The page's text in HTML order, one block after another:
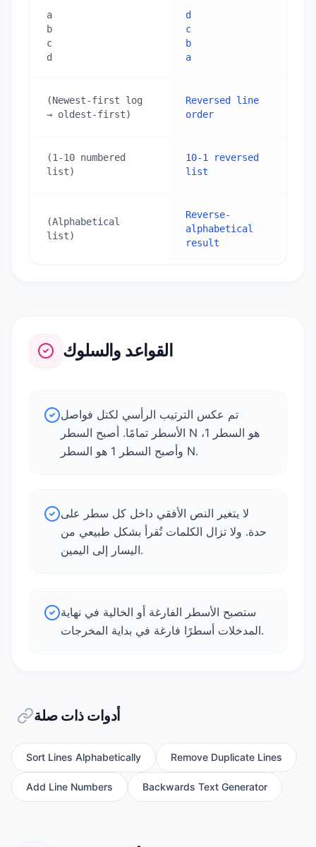
a
b
c
d
d
c
b
a
(Newest-first log
→ oldest-first)
Reversed line
order
(1-10 numbered
list)
10-1 reversed
list
(Alphabetical
list)
Reverse-
alphabetical
result
القواعد والسلوك
تم عكس الترتيب الرأسي لكتل فواصل
الأسطر تمامًا. أصبح السطر N هو السطر 1،
وأصبح السطر 1 هو السطر N.
لا يتغير النص الأفقي داخل كل سطر على
حدة. ولا تزال الكلمات تُقرأ بشكل طبيعي من
اليسار إلى اليمين.
ستصبح الأسطر الفارغة أو الخالية في نهاية
المدخلات أسطرًا فارغة في بداية المخرجات.
أدوات ذات صلة
Sort Lines Alphabetically Remove Duplicate Lines
Add Line Numbers Backwards Text Generator